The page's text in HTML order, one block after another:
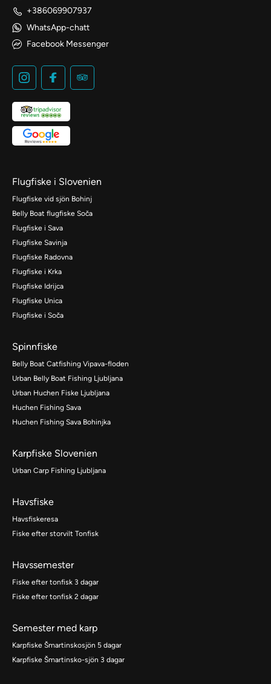
+386069907937
WhatsApp-chatt
Facebook Messenger
Flugfiske i Slovenien
Flugfiske vid sjön Bohinj
Belly Boat flugfiske Soča
Flugfiske i Sava
Flugfiske Savinja
Flugfiske Radovna
Flugfiske i Krka
Flugfiske Idrijca
Flugfiske Unica
Flugfiske i Soča
Spinnfiske
Belly Boat Catfishing Vipava-floden
Urban Belly Boat Fishing Ljubljana
Urban Huchen Fiske Ljubljana
Huchen Fishing Sava
Huchen Fishing Sava Bohinjka
Karpfiske Slovenien
Urban Carp Fishing Ljubljana
Havsfiske
Havsfiskeresa
Fiske efter storvilt Tonfisk
Havssemester
Fiske efter tonfisk 3 dagar
Fiske efter tonfisk 2 dagar
Semester med karp
Karpfiske Šmartinskosjön 5 dagar
Karpfiske Šmartinsko-sjön 3 dagar